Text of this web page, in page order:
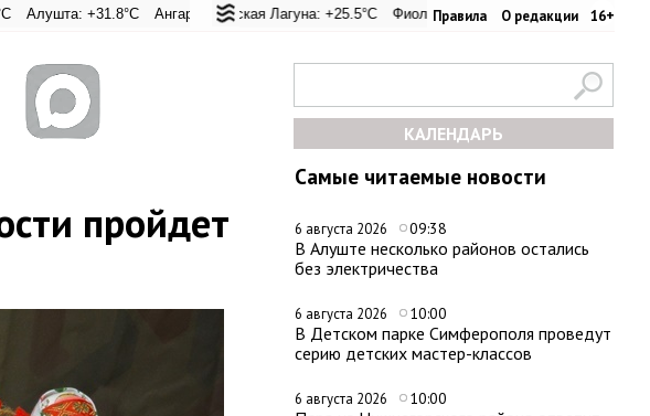
Правила О редакции 16+
Адмиральская Лагуна: +25.5°C Фиолент: +25.8°C Казачья бухта: +25.7°C
+31.8°C Ангарский перевал: +27.8°C Евпатория: +33.8°C Керчь: +31.6°C Никитский
КАЛЕНДАРЬ
Самые читаемые новости
6 августа 2026 09:38
В Алуште несколько районов остались
без электричества
6 августа 2026 10:00
В Детском парке Симферополя проведут
серию детских мастер-классов
6 августа 2026 10:00
пройдет